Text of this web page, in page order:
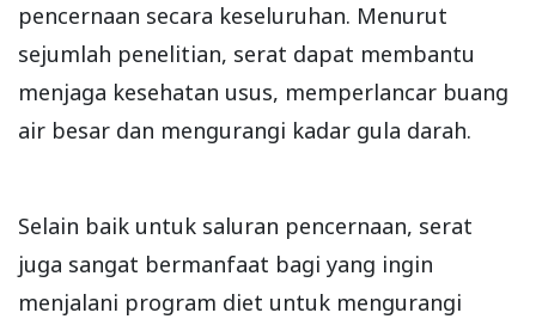
pencernaan secara keseluruhan. Menurut
sejumlah penelitian, serat dapat membantu
menjaga kesehatan usus, memperlancar buang
air besar dan mengurangi kadar gula darah.
Selain baik untuk saluran pencernaan, serat
juga sangat bermanfaat bagi yang ingin
menjalani program diet untuk mengurangi